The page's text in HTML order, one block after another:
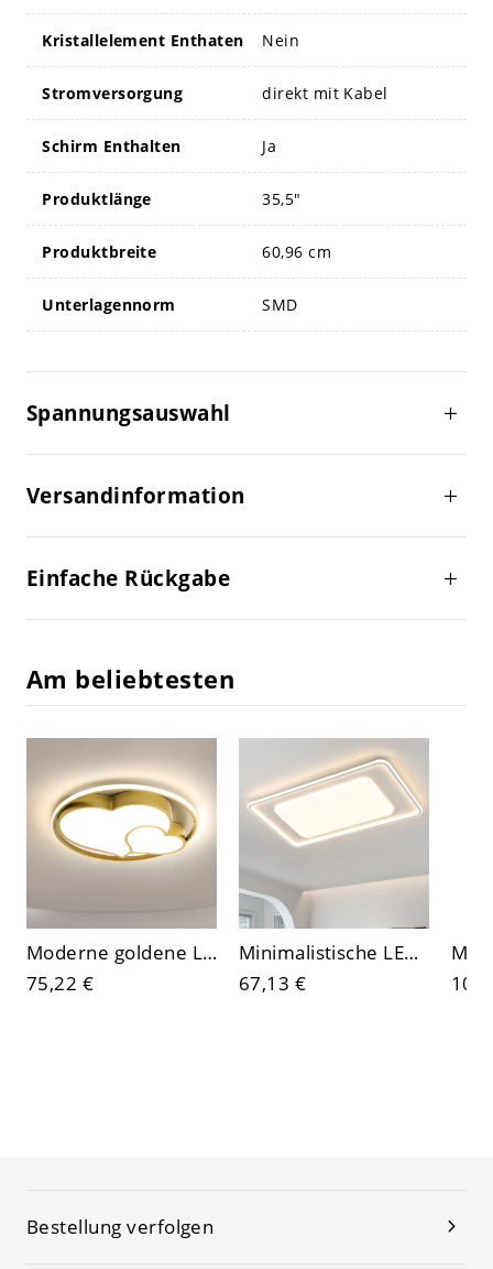
Kristallelement Enthaten Nein
Stromversorgung direkt mit Kabel
Schirm Enthalten Ja
Produktlänge 35,5"
Produktbreite 60,96 cm
Unterlagennorm SMD
Spannungsauswahl
Versandinformation
Einfache Rückgabe
Am beliebtesten
Moderne goldene LED-Deckenleuchte, minimalistisches Acryl-Design für Schlafzimmer und Wohnzimmer
75,22 €
Minimalistische LED-Deckenleuchte, geometrische weiße Leuchte mit blendfreiem Acryl-Diffusor
67,13 €
Bestellung verfolgen